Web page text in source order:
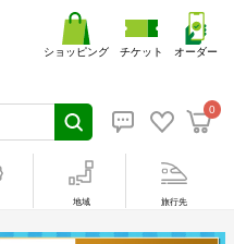
0
ショッピング チケット オーダー
地域 旅行先